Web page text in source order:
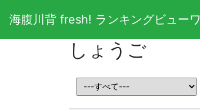
海腹川背 fresh! ランキングビューワ
しょうご